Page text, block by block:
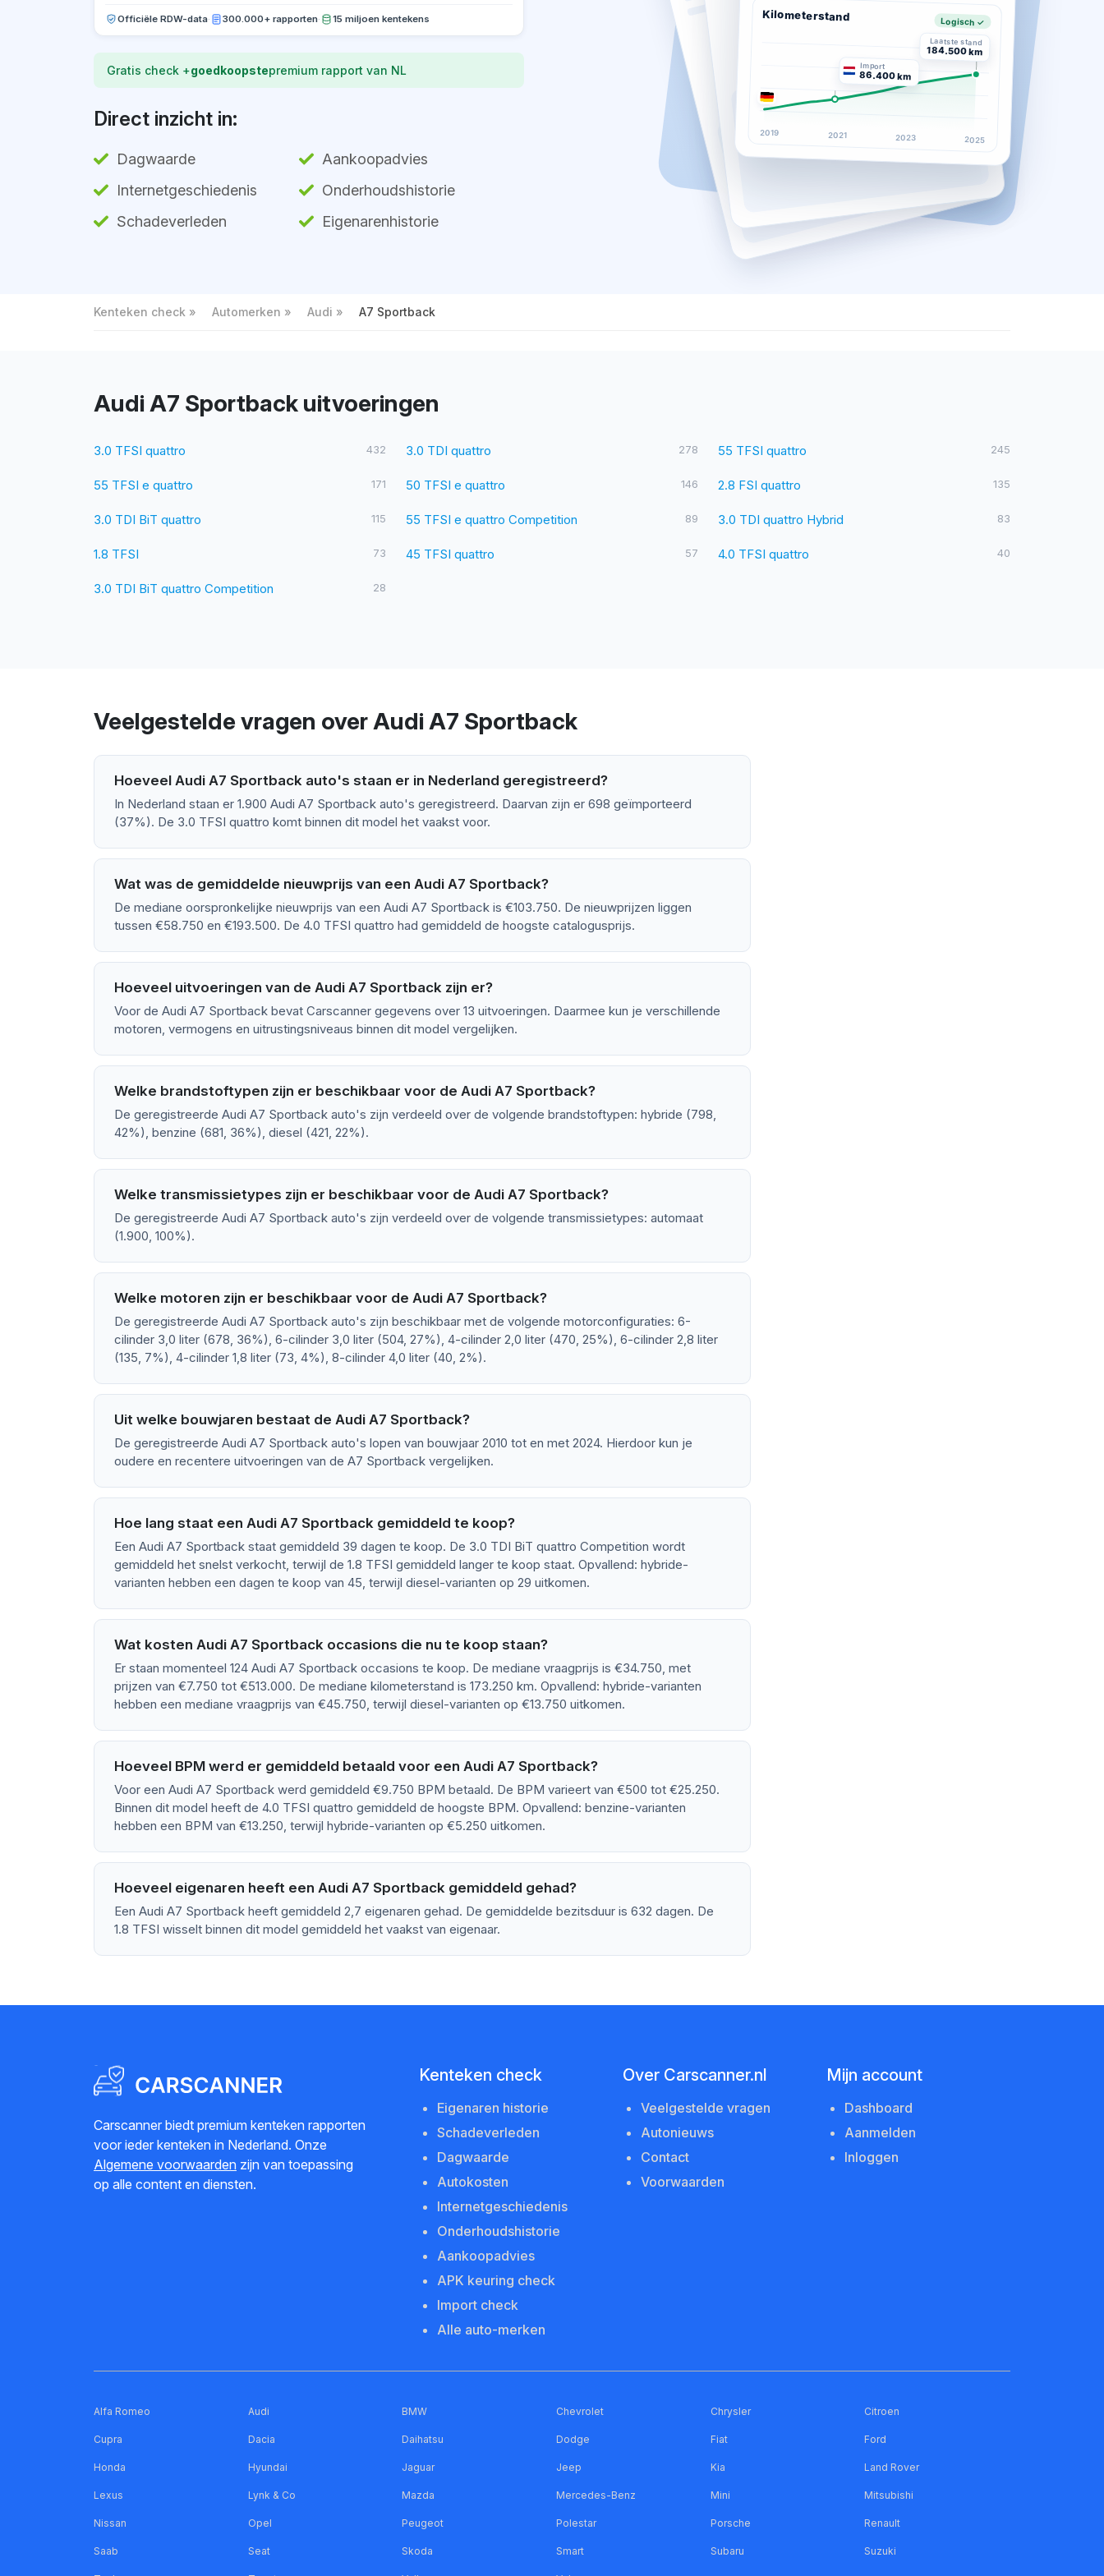
Officiële RDW-data· 300.000+ rapporten· 15 miljoen kentekens
Gratis check +goedkoopstepremium rapport van NL
Direct inzicht in:
Dagwaarde
Aankoopadvies
Internetgeschiedenis
Onderhoudshistorie
Schadeverleden
Eigenarenhistorie
Kilometerstand Logisch ✓
Laatste stand
184.500 km
Import
86.400 km
2019 2021 2023 2025
Kenteken check Automerken Audi A7 Sportback
Audi A7 Sportback uitvoeringen
3.0 TFSI quattro 432 3.0 TDI quattro 278 55 TFSI quattro 245
55 TFSI e quattro 171 50 TFSI e quattro 146 2.8 FSI quattro 135
3.0 TDI BiT quattro 115 55 TFSI e quattro Competition 89 3.0 TDI quattro Hybrid 83
1.8 TFSI 73 45 TFSI quattro 57 4.0 TFSI quattro 40
3.0 TDI BiT quattro Competition 28
Veelgestelde vragen over Audi A7 Sportback
Hoeveel Audi A7 Sportback auto's staan er in Nederland geregistreerd?
In Nederland staan er 1.900 Audi A7 Sportback auto's geregistreerd. Daarvan zijn er 698 geïmporteerd
(37%). De 3.0 TFSI quattro komt binnen dit model het vaakst voor.
Wat was de gemiddelde nieuwprijs van een Audi A7 Sportback?
De mediane oorspronkelijke nieuwprijs van een Audi A7 Sportback is €103.750. De nieuwprijzen liggen
tussen €58.750 en €193.500. De 4.0 TFSI quattro had gemiddeld de hoogste catalogusprijs.
Hoeveel uitvoeringen van de Audi A7 Sportback zijn er?
Voor de Audi A7 Sportback bevat Carscanner gegevens over 13 uitvoeringen. Daarmee kun je verschillende
motoren, vermogens en uitrustingsniveaus binnen dit model vergelijken.
Welke brandstoftypen zijn er beschikbaar voor de Audi A7 Sportback?
De geregistreerde Audi A7 Sportback auto's zijn verdeeld over de volgende brandstoftypen: hybride (798,
42%), benzine (681, 36%), diesel (421, 22%).
Welke transmissietypes zijn er beschikbaar voor de Audi A7 Sportback?
De geregistreerde Audi A7 Sportback auto's zijn verdeeld over de volgende transmissietypes: automaat
(1.900, 100%).
Welke motoren zijn er beschikbaar voor de Audi A7 Sportback?
De geregistreerde Audi A7 Sportback auto's zijn beschikbaar met de volgende motorconfiguraties: 6-
cilinder 3,0 liter (678, 36%), 6-cilinder 3,0 liter (504, 27%), 4-cilinder 2,0 liter (470, 25%), 6-cilinder 2,8 liter
(135, 7%), 4-cilinder 1,8 liter (73, 4%), 8-cilinder 4,0 liter (40, 2%).
Uit welke bouwjaren bestaat de Audi A7 Sportback?
De geregistreerde Audi A7 Sportback auto's lopen van bouwjaar 2010 tot en met 2024. Hierdoor kun je
oudere en recentere uitvoeringen van de A7 Sportback vergelijken.
Hoe lang staat een Audi A7 Sportback gemiddeld te koop?
Een Audi A7 Sportback staat gemiddeld 39 dagen te koop. De 3.0 TDI BiT quattro Competition wordt
gemiddeld het snelst verkocht, terwijl de 1.8 TFSI gemiddeld langer te koop staat. Opvallend: hybride-
varianten hebben een dagen te koop van 45, terwijl diesel-varianten op 29 uitkomen.
Wat kosten Audi A7 Sportback occasions die nu te koop staan?
Er staan momenteel 124 Audi A7 Sportback occasions te koop. De mediane vraagprijs is €34.750, met
prijzen van €7.750 tot €513.000. De mediane kilometerstand is 173.250 km. Opvallend: hybride-varianten
hebben een mediane vraagprijs van €45.750, terwijl diesel-varianten op €13.750 uitkomen.
Hoeveel BPM werd er gemiddeld betaald voor een Audi A7 Sportback?
Voor een Audi A7 Sportback werd gemiddeld €9.750 BPM betaald. De BPM varieert van €500 tot €25.250.
Binnen dit model heeft de 4.0 TFSI quattro gemiddeld de hoogste BPM. Opvallend: benzine-varianten
hebben een BPM van €13.250, terwijl hybride-varianten op €5.250 uitkomen.
Hoeveel eigenaren heeft een Audi A7 Sportback gemiddeld gehad?
Een Audi A7 Sportback heeft gemiddeld 2,7 eigenaren gehad. De gemiddelde bezitsduur is 632 dagen. De
1.8 TFSI wisselt binnen dit model gemiddeld het vaakst van eigenaar.
Carscanner biedt premium kenteken rapporten
voor ieder kenteken in Nederland. Onze
Algemene voorwaarden zijn van toepassing
op alle content en diensten.
Kenteken check
Eigenaren historie
Schadeverleden
Dagwaarde
Autokosten
Internetgeschiedenis
Onderhoudshistorie
Aankoopadvies
APK keuring check
Import check
Alle auto-merken
Over Carscanner.nl
Veelgestelde vragen
Autonieuws
Contact
Voorwaarden
Mijn account
Dashboard
Aanmelden
Inloggen
Alfa Romeo Audi BMW Chevrolet Chrysler Citroen
Cupra Dacia Daihatsu Dodge Fiat Ford
Honda Hyundai Jaguar Jeep Kia Land Rover
Lexus Lynk & Co Mazda Mercedes-Benz Mini Mitsubishi
Nissan Opel Peugeot Polestar Porsche Renault
Saab Seat Skoda Smart Subaru Suzuki